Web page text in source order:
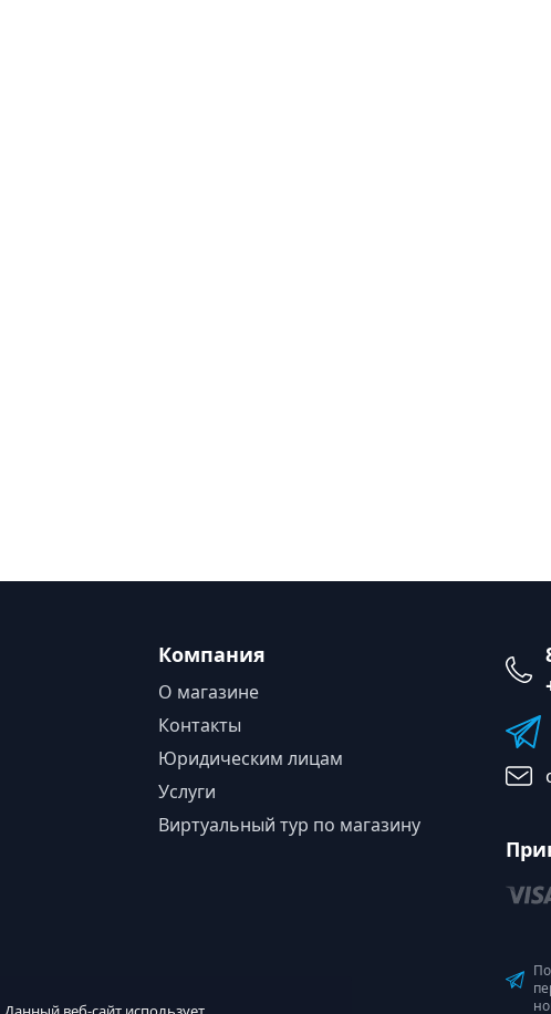
Компания
О магазине
Контакты
Юридическим лицам
Услуги
Виртуальный тур по магазину